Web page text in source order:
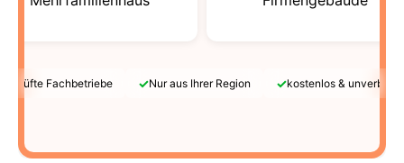
Fachbetriebe ✓Nur aus Ihrer Region ✓kostenlos &